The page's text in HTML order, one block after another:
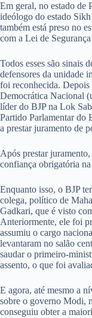
Em geral, no estado de
ideólogo do estado
também está preso no
com a Lei de
Todos esses são sinais
defensores da unidade
foi reconhecida.
Democrática Nacional
líder do BJP na Lok
Partido Parlamentar do
a prestar juramento de
Após prestar
confiança obrigatória
Enquanto isso, o BJP
colega, político de
Gadkari, que é visto
Anteriormente, ele foi
assumiu o cargo
levantaram no salão
saudar o primeiro-
assento, o que foi
E agora, até mesmo a
sobre o governo Modi,
conseguiu obter a